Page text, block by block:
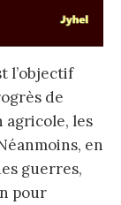
l’objectif
de
agricole, les
en
guerres,
pour